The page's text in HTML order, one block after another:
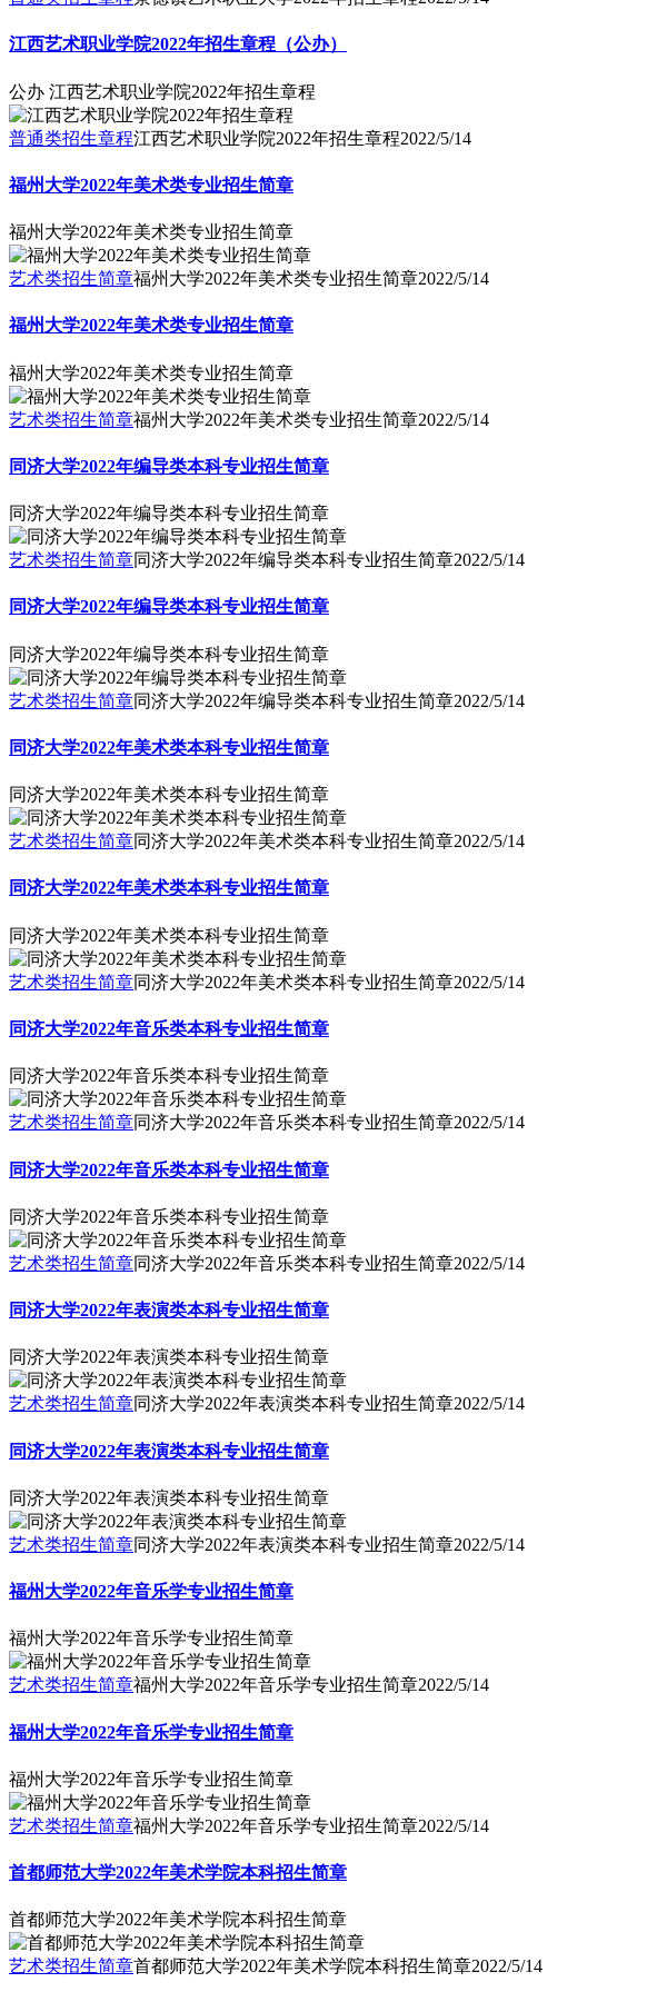
江西艺术职业学院2022年招生章程（公办）
公办 江西艺术职业学院2022年招生章程
普通类招生章程江西艺术职业学院2022年招生章程2022/5/14
福州大学2022年美术类专业招生简章
福州大学2022年美术类专业招生简章
艺术类招生简章福州大学2022年美术类专业招生简章2022/5/14
福州大学2022年美术类专业招生简章
福州大学2022年美术类专业招生简章
艺术类招生简章福州大学2022年美术类专业招生简章2022/5/14
同济大学2022年编导类本科专业招生简章
同济大学2022年编导类本科专业招生简章
艺术类招生简章同济大学2022年编导类本科专业招生简章2022/5/14
同济大学2022年编导类本科专业招生简章
同济大学2022年编导类本科专业招生简章
艺术类招生简章同济大学2022年编导类本科专业招生简章2022/5/14
同济大学2022年美术类本科专业招生简章
同济大学2022年美术类本科专业招生简章
艺术类招生简章同济大学2022年美术类本科专业招生简章2022/5/14
同济大学2022年美术类本科专业招生简章
同济大学2022年美术类本科专业招生简章
艺术类招生简章同济大学2022年美术类本科专业招生简章2022/5/14
同济大学2022年音乐类本科专业招生简章
同济大学2022年音乐类本科专业招生简章
艺术类招生简章同济大学2022年音乐类本科专业招生简章2022/5/14
同济大学2022年音乐类本科专业招生简章
同济大学2022年音乐类本科专业招生简章
艺术类招生简章同济大学2022年音乐类本科专业招生简章2022/5/14
同济大学2022年表演类本科专业招生简章
同济大学2022年表演类本科专业招生简章
艺术类招生简章同济大学2022年表演类本科专业招生简章2022/5/14
同济大学2022年表演类本科专业招生简章
同济大学2022年表演类本科专业招生简章
艺术类招生简章同济大学2022年表演类本科专业招生简章2022/5/14
福州大学2022年音乐学专业招生简章
福州大学2022年音乐学专业招生简章
艺术类招生简章福州大学2022年音乐学专业招生简章2022/5/14
福州大学2022年音乐学专业招生简章
福州大学2022年音乐学专业招生简章
艺术类招生简章福州大学2022年音乐学专业招生简章2022/5/14
首都师范大学2022年美术学院本科招生简章
首都师范大学2022年美术学院本科招生简章
艺术类招生简章首都师范大学2022年美术学院本科招生简章2022/5/14